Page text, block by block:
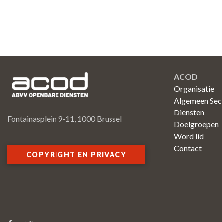
Fontainasplein 9-11, 1000 Brussel
COPYRIGHT EN PRIVACY
ACOD
Organisatie
Algemeen
Diensten
Doelgroepen
Word lid
Contact